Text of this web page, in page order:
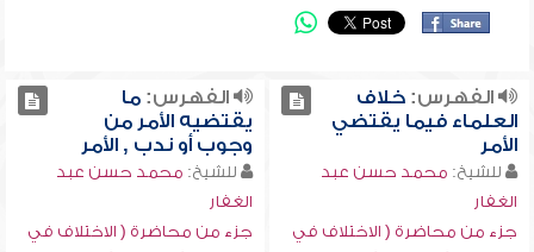
الفهرس:خلاف
العلماء فيما يقتضي
الأمر
للشيخ: محمد حسن عبد
الغفار
جزء من محاضرة ( الاختلاف في
الفهرس:ما
يقتضيه الأمر من
وجوب أو ندب , الأمر
للشيخ: محمد حسن عبد
الغفار
جزء من محاضرة ( الاختلاف في